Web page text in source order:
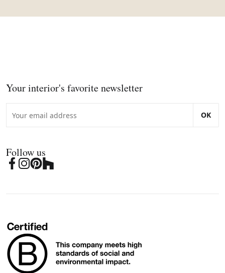
Your interior's favorite newsletter
OK
Follow us